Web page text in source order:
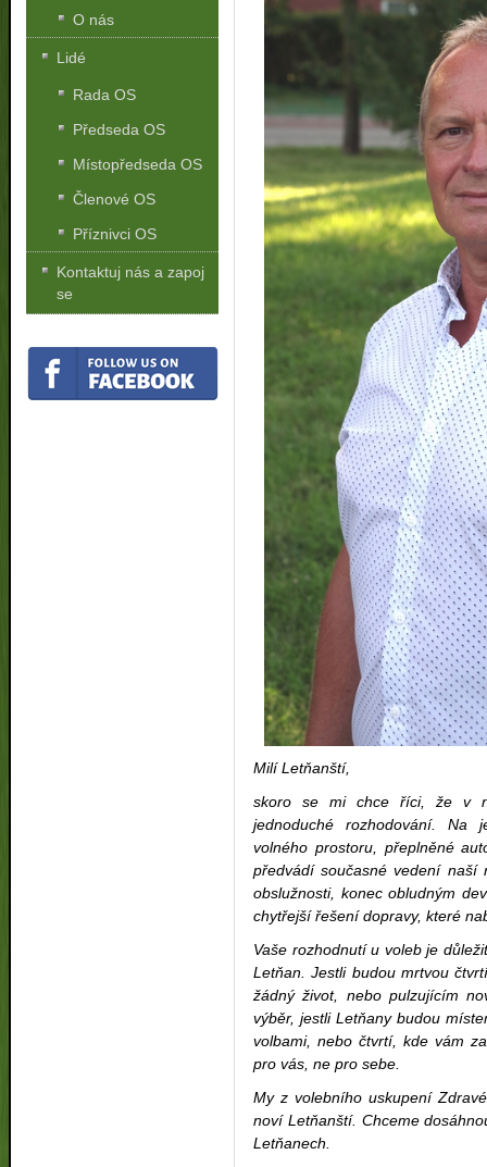
Milí Letňanští,
skoro se mi chce říci, že v
jednoduché rozhodování. Na
volného prostoru, přeplněné
předvádí současné vedení naší
obslužnosti, konec obludným
chytřejší řešení dopravy, které
Vaše rozhodnutí u voleb je
Letňan. Jestli budou mrtvou
žádný život, nebo pulzujícím
výběr, jestli Letňany budou
volbami, nebo čtvrtí, kde vám
pro vás, ne pro sebe.
My z volebního uskupení
noví Letňanští. Chceme
Letňanech.
O nás
Lidé
Rada OS
Předseda OS
Místopředseda OS
Členové OS
Příznivci OS
Kontaktuj nás a zapoj
se